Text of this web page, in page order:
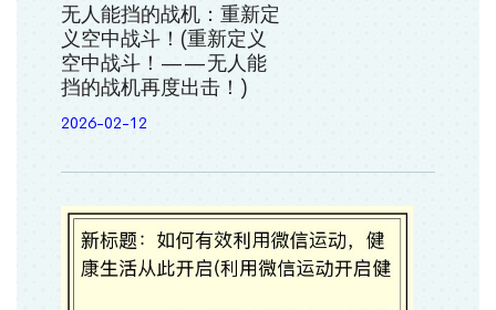
无人能挡的战机：重新定
义空中战斗！(重新定义
空中战斗！——无人能
挡的战机再度出击！)
2026-02-12